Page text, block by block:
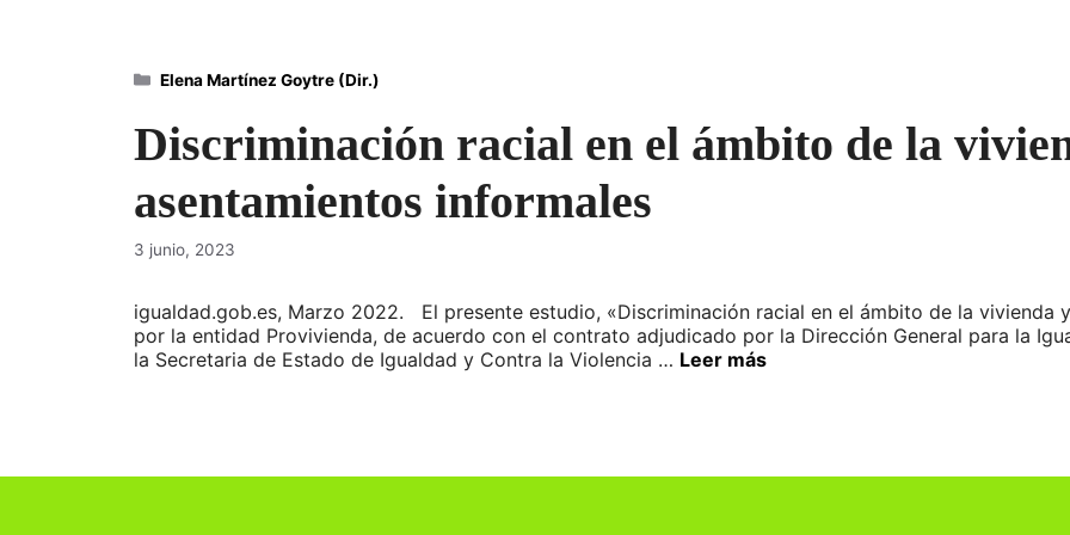
Discriminación racial en el ámbito de la
asentamientos informales
3 junio, 2023
igualdad.gob.es, Marzo 2022. El presente estudio, «Discriminación racial en el ámbito de la vivienda
por la entidad Provivienda, de acuerdo con el contrato adjudicado por la Dirección General para la
la Secretaria de Estado de Igualdad y Contra la Violencia … Leer más
Categorías
Elena Martínez Goytre (Dir.)